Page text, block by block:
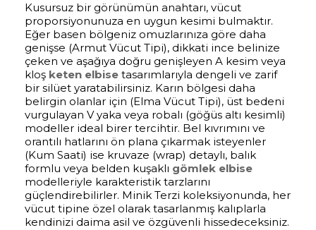
Kusursuz bir görünümün anahtarı, vücut
proporsiyonunuza en uygun kesimi bulmaktır.
Eğer basen bölgeniz omuzlarınıza göre daha
genişse (Armut Vücut Tipi), dikkati ince belinize
çeken ve aşağıya doğru genişleyen A kesim veya
kloş keten elbise tasarımlarıyla dengeli ve zarif
bir silüet yaratabilirsiniz. Karın bölgesi daha
belirgin olanlar için (Elma Vücut Tipi), üst bedeni
vurgulayan V yaka veya robalı (göğüs altı kesimli)
modeller ideal birer tercihtir. Bel kıvrımını ve
orantılı hatlarını ön plana çıkarmak isteyenler
(Kum Saati) ise kruvaze (wrap) detaylı, balık
formlu veya belden kuşaklı gömlek elbise
modelleriyle karakteristik tarzlarını
güçlendirebilirler. Minik Terzi koleksiyonunda, her
vücut tipine özel olarak tasarlanmış kalıplarla
kendinizi daima asil ve özgüvenli hissedeceksiniz.